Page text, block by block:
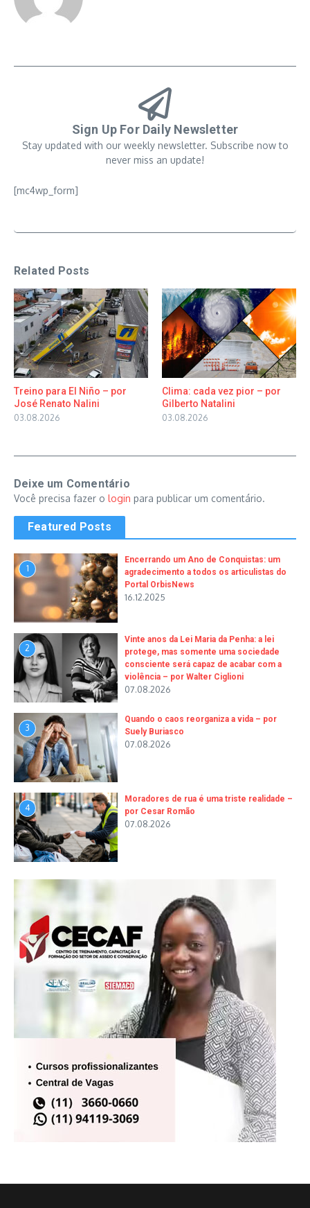
Sign Up For Daily Newsletter
Stay updated with our weekly newsletter. Subscribe now to
never miss an update!
[mc4wp_form]
Related Posts
Treino para El Niño – por
José Renato Nalini
03.08.2026
Clima: cada vez pior – por
Gilberto Natalini
03.08.2026
Deixe um Comentário
Você precisa fazer o login para publicar um comentário.
Featured Posts
1
Encerrando um Ano de Conquistas: um
agradecimento a todos os articulistas do
Portal OrbisNews
16.12.2025
2
Vinte anos da Lei Maria da Penha: a lei
protege, mas somente uma sociedade
consciente será capaz de acabar com a
violência – por Walter Ciglioni
07.08.2026
3
Quando o caos reorganiza a vida – por
Suely Buriasco
07.08.2026
4
Moradores de rua é uma triste realidade –
por Cesar Romão
07.08.2026